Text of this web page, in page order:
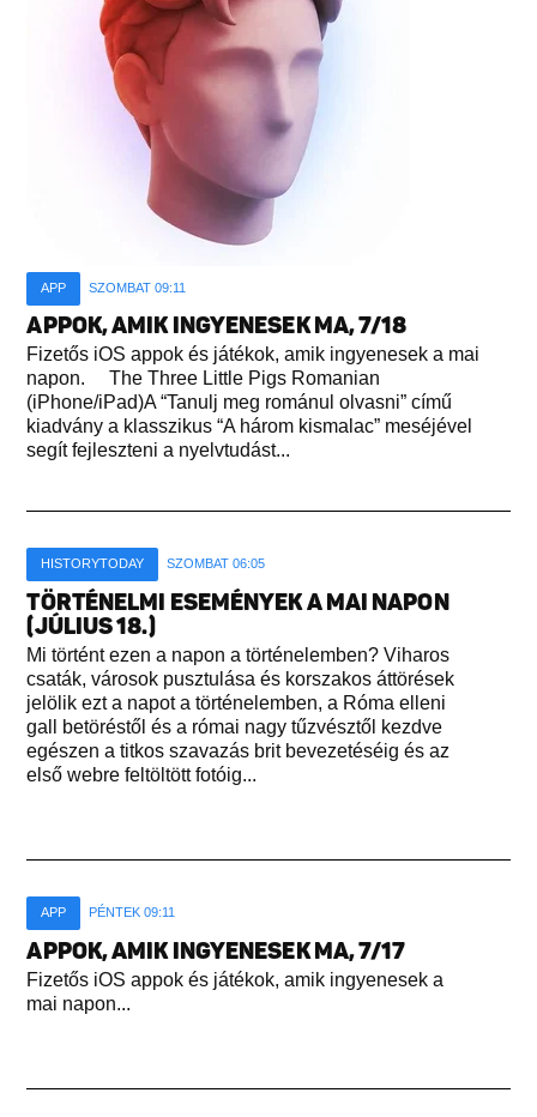
APP SZOMBAT 09:11
APPOK, AMIK INGYENESEK MA, 7/18
Fizetős iOS appok és játékok, amik ingyenesek a mai
napon. The Three Little Pigs Romanian
(iPhone/iPad)A “Tanulj meg románul olvasni” című
kiadvány a klasszikus “A három kismalac” meséjével
segít fejleszteni a nyelvtudást...
HISTORYTODAY SZOMBAT 06:05
TÖRTÉNELMI ESEMÉNYEK A MAI NAPON
(JÚLIUS 18.)
Mi történt ezen a napon a történelemben? Viharos
csaták, városok pusztulása és korszakos áttörések
jelölik ezt a napot a történelemben, a Róma elleni
gall betöréstől és a római nagy tűzvésztől kezdve
egészen a titkos szavazás brit bevezetéséig és az
első webre feltöltött fotóig...
APP PÉNTEK 09:11
APPOK, AMIK INGYENESEK MA, 7/17
Fizetős iOS appok és játékok, amik ingyenesek a
mai napon...